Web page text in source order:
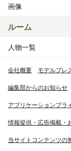
画像
ルーム
人物一覧
会社概要 モデルプレ
編集部からのお知らせ
アプリケーションプラ
情報提供・広告掲載・
当サイトコンテンツの